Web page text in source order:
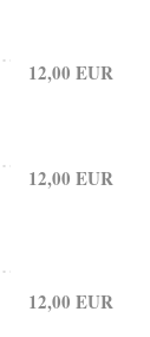
12,00 EUR
12,00 EUR
12,00 EUR